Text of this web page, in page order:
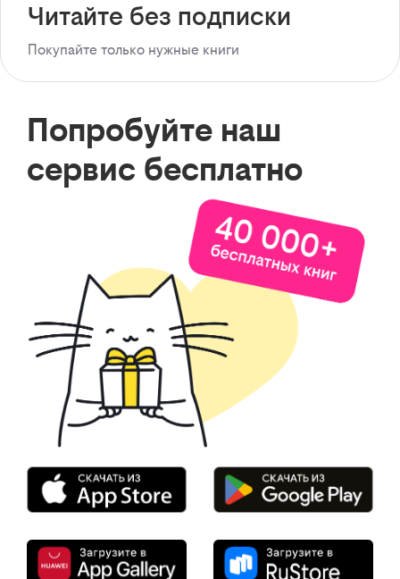
Читайте без подписки
Покупайте только нужные книги
Попробуйте наш
сервис бесплатно